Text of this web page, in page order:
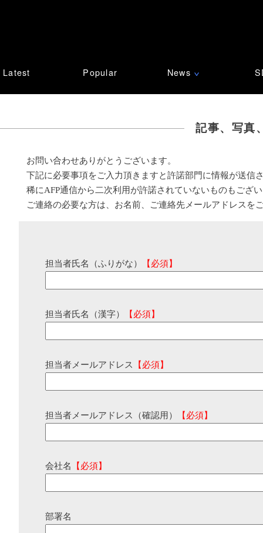
Latest Popular News ∨
記事、写真
お問い合わせありがとうございます。
下記に必要事項をご入力頂きますと許諾部門に情報が送信
稀にAFP通信から二次利用が許諾されていないものもござ
ご連絡の必要な方は、お名前、ご連絡先メールアドレスを
担当者氏名（ふりがな） 【必須】
担当者氏名（漢字） 【必須】
担当者メールアドレス 【必須】
担当者メールアドレス（確認用） 【必須】
会社名 【必須】
部署名